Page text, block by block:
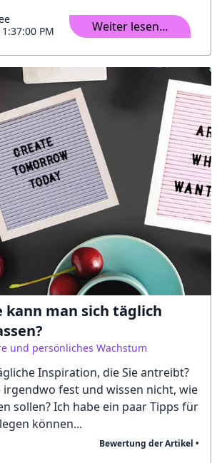
PM
Weiter lesen...
kann man sich täglich
und persönliches Wachstum
Inspiration, die Sie antreibt?
irgendwo fest und wissen nicht, wie
sollen? Ich habe ein paar Tipps für
können...
Bewertung der Artikel •